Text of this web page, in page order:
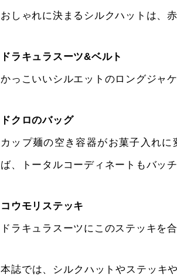
おしゃれに決まるシルクハットは、
ドラキュラスーツ&ベルト
かっこいいシルエットのロングジャ
ドクロのバッグ
カップ麺の空き容器がお菓子入れ
ば、トータルコーディネートもバッチ
コウモリステッキ
ドラキュラスーツにこのステッキを
本誌では、シルクハットやステッキ